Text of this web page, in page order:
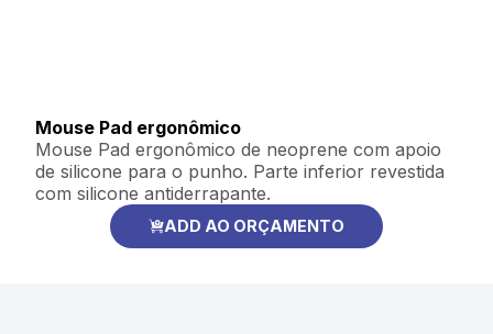
Mouse Pad ergonômico
Mouse Pad ergonômico de neoprene com apoio
de silicone para o punho. Parte inferior revestida
com silicone antiderrapante.
ADD AO ORÇAMENTO